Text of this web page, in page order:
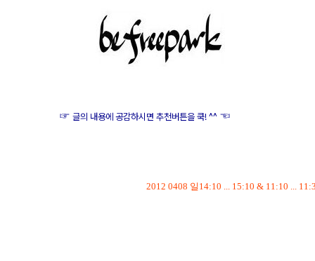
☞글의 내용에 공감하시면 추천버튼을 쿡! ^^☜
2012 0408 일14:10 ... 15:10 & 11:10 ...